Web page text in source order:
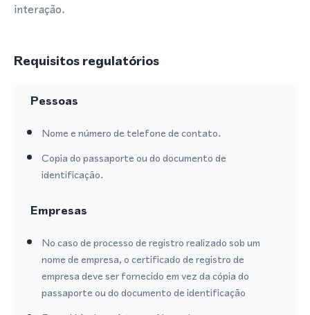
interação.
Requisitos regulatórios
Pessoas
Nome e número de telefone de contato.
Copia do passaporte ou do documento de
identificação.
Empresas
No caso de processo de registro realizado sob um
nome de empresa, o certificado de registro de
empresa deve ser fornecido em vez da cópia do
passaporte ou do documento de identificação